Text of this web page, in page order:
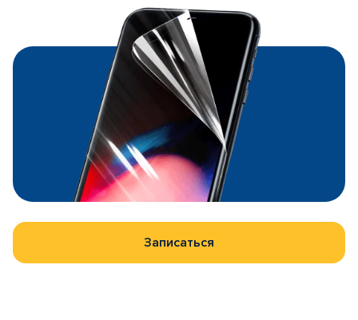
Записаться